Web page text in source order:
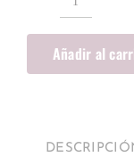
Corazón
Malva
Añadir al